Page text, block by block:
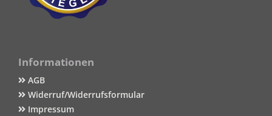
Informationen
AGB
Widerruf/Widerrufsformular
Impressum